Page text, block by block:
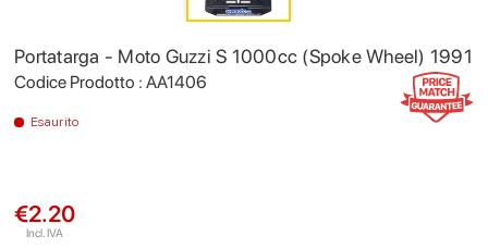
Portatarga - Moto Guzzi S 1000cc (Spoke Wheel) 1991
Codice Prodotto : AA1406
Esaurito
€2.20
Incl. IVA